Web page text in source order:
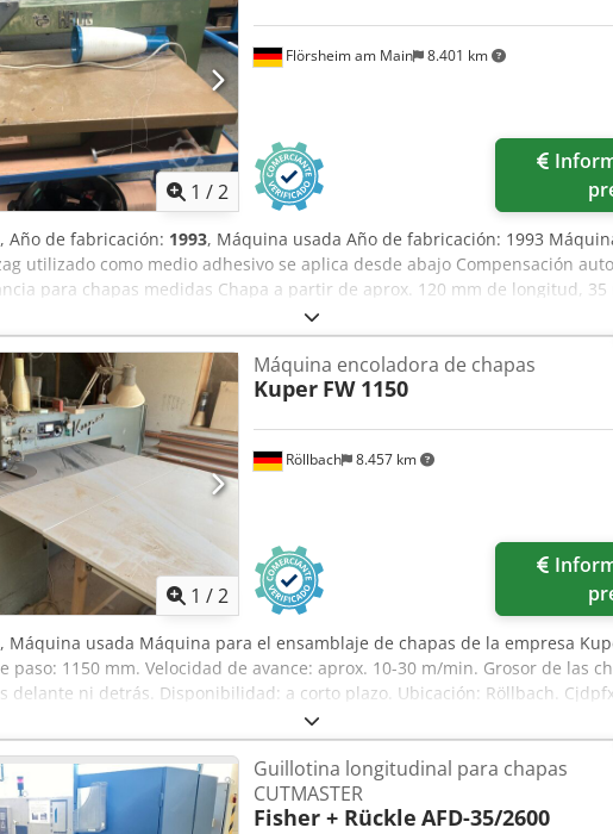
1 /2
Flörsheim am Main 8.401 km
, Año de fabricación: 1993, Máquina usada Año de fabricación: 1993
utilizado como medio adhesivo se aplica desde abajo Compensación
para chapas medidas Chapa a partir de aprox. 120 mm de longitud, 35
0,3 - 2 mm Conexión eléctrica: 230 V Alcance del brazo: 700 mm Avance de
aprox. 54 kg Disponibilidad: a corto plazo Codpfx Ajzk N D Rog Sjrf
1 /2
Röllbach 8.457 km
Máquina encoladora de chapas
Kuper FW 1150
, Máquina usada Máquina para el ensamblaje de chapas de la empresa
paso: 1150 mm. Velocidad de avance: aprox. 10-30 m/min. Grosor de las
delante ni detrás. Disponibilidad: a corto plazo. Ubicación: Röllbach.
Guillotina longitudinal para chapas
CUTMASTER
Fisher + Rückle AFD-35/2600